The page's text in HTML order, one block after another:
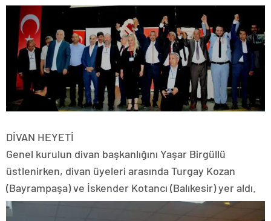
DİVAN HEYETİ
Genel kurulun divan başkanlığını Yaşar Birgüllü
üstlenirken, divan üyeleri arasında Turgay Kozan
(Bayrampaşa) ve İskender Kotancı (Balıkesir) yer aldı.